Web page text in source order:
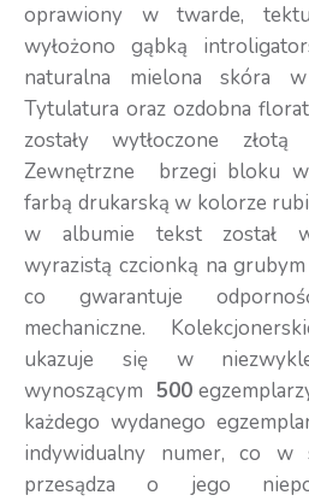
oprawiony w twarde,
wyłożono gąbką
naturalna mielona skóra
Tytulatura oraz ozdobna
zostały wytłoczone
Zewnętrzne brzegi bloku
farbą drukarską w kolorze
w albumie tekst został
wyrazistą czcionką na
co gwarantuje
mechaniczne.
ukazuje się w
wynoszącym 500
każdego wydanego
indywidualny numer, co w
przesądza o jego